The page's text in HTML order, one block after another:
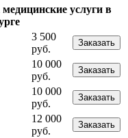
услуги в
3 500
руб.
Заказать
10 000
руб.
Заказать
10 000
руб.
Заказать
12 000
руб.
Заказать